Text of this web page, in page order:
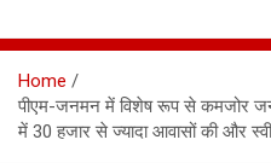
Home
पीएम-जनमन में विशेष रूप से कमजोर
में 30 हजार से ज्यादा आवासों की और